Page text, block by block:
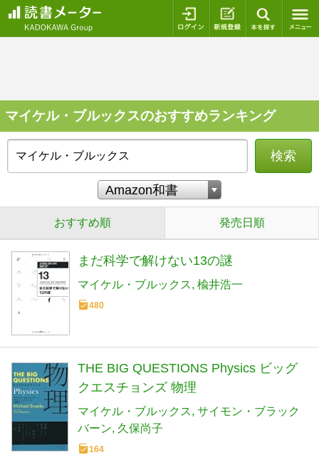
ログイン 新規登録
マイケル・ブルックスのおすすめランキング
検索
おすすめ順 発売日順
まだ科学で解けない13の謎
マイケル・ブルックス 楡井浩一
480
THE BIG QUESTIONS Physics ビッグ
クエスチョンズ 物理
マイケル・ブルックス サイモン・ブラック
バーン 久保尚子
164